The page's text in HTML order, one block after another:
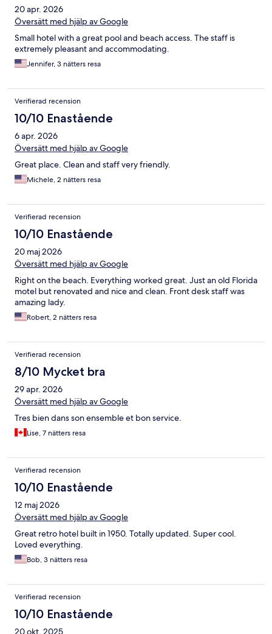
20 apr. 2026
Översätt med hjälp av Google
Small hotel with a great pool and beach access. The staff is
extremely pleasant and accommodating.
Jennifer, 3 nätters resa
Verifierad recension
10/10 Enastående
6 apr. 2026
Översätt med hjälp av Google
Great place. Clean and staff very friendly.
Michele, 2 nätters resa
Verifierad recension
10/10 Enastående
20 maj 2026
Översätt med hjälp av Google
Right on the beach. Everything worked great. Just an old Florida
motel but renovated and nice and clean. Front desk staff was
amazing lady.
Robert, 2 nätters resa
Verifierad recension
8/10 Mycket bra
29 apr. 2026
Översätt med hjälp av Google
Tres bien dans son ensemble et bon service.
Lise, 7 nätters resa
Verifierad recension
10/10 Enastående
12 maj 2026
Översätt med hjälp av Google
Great retro hotel built in 1950. Totally updated. Super cool.
Loved everything.
Bob, 3 nätters resa
Verifierad recension
10/10 Enastående
20 okt. 2025